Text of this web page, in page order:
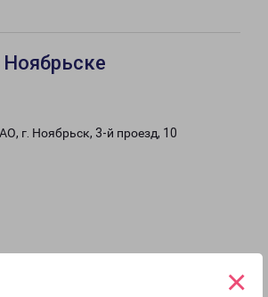
×
г. Ноябрьск, 3-й проезд, 10